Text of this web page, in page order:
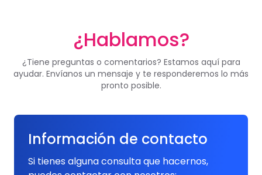
¿Hablamos?
¿Tiene preguntas o comentarios? Estamos aquí para
ayudar. Envíanos un mensaje y te responderemos lo más
pronto posible.
Información de contacto
Si tienes alguna consulta que hacernos,